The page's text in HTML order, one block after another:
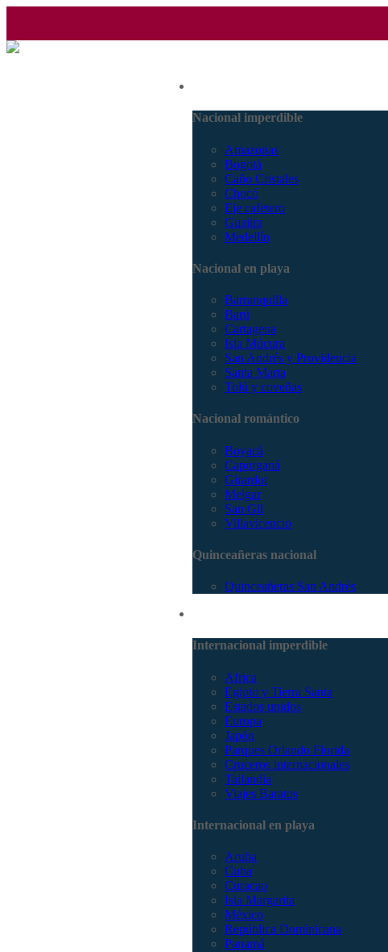
Nacional imperdible
Amazonas
Bogotá
Caño Cristales
Chocó
Eje cafetero
Guajira
Medellín
Nacional en playa
Barranquilla
Barú
Cartagena
Isla Múcura
San Andrés y Providencia
Santa Marta
Tolú y coveñas
Nacional romántico
Boyacá
Capurganá
Girardot
Melgar
San Gil
Villavicencio
Quinceañeras nacional
Quinceañeras San Andrés
Internacional imperdible
Africa
Egipto y Tierra Santa
Estados unidos
Europa
Japón
Parques Orlando Florida
Cruceros internacionales
Tailandia
Viajes Baratos
Internacional en playa
Aruba
Cuba
Curacao
Isla Margarita
México
República Dominicana
Panamá